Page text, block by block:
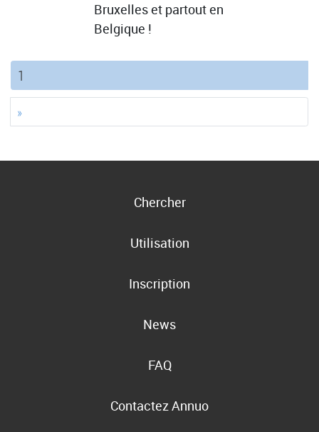
Bruxelles et partout en
Belgique !
1
»
Chercher
Utilisation
Inscription
News
FAQ
Contactez Annuo